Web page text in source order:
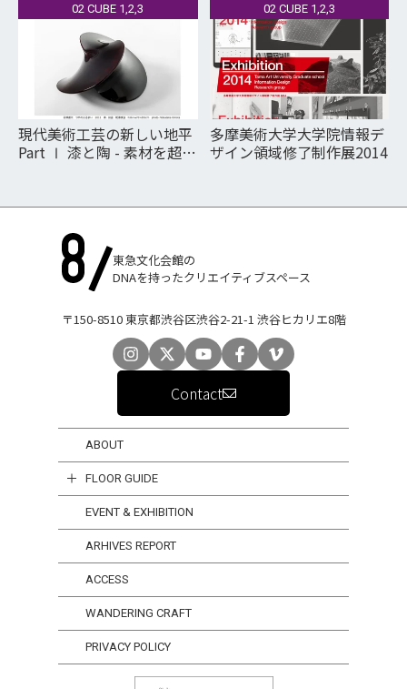
02 CUBE 1,2,3
現代美術工芸の新しい地平
Part Ⅰ 漆と陶 - 素材を超え
02 CUBE 1,2,3
多摩美術大学大学院情報デ
ザイン領域修了制作展2014
東急文化会館の
DNAを持ったクリエイティブスペース
〒150-8510 東京都渋谷区渋谷2-21-1 渋谷ヒカリエ8階
Contact
ABOUT
FLOOR GUIDE
EVENT & EXHIBITION
ARHIVES REPORT
ACCESS
WANDERING CRAFT
PRIVACY POLICY